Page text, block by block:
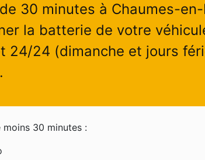
30 minutes à Chaumes-
la batterie de votre
24/24 (dimanche et jours
30 minutes :